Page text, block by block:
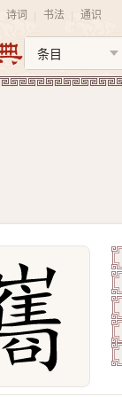
诗词 书法 通识